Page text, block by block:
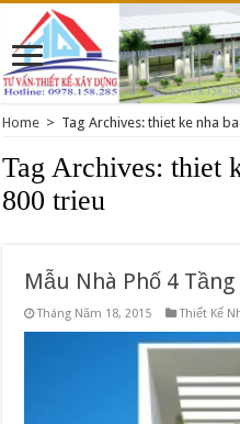
Home > Tag Archives: thiet ke nha
Tag Archives:thiet
800 trieu
Mẫu Nhà Phố 4 Tầng
Tháng Năm 18, 2015 Thiết Kế